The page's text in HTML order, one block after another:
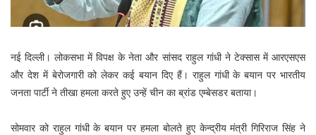
नई दिल्ली। लोकसभा में विपक्ष के नेता और सांसद राहुल गांधी ने टेक्सास में आरएसएस
और देश में बेरोजगारी को लेकर कई बयान दिए हैं। राहुल गांधी के बयान पर भारतीय
जनता पार्टी ने तीखा हमला करते हुए उन्हें चीन का ब्रांड एम्बेसडर बताया।
सोमवार को राहुल गांधी के बयान पर हमला बोलते हुए केन्द्रीय मंत्री गिरिराज सिंह ने